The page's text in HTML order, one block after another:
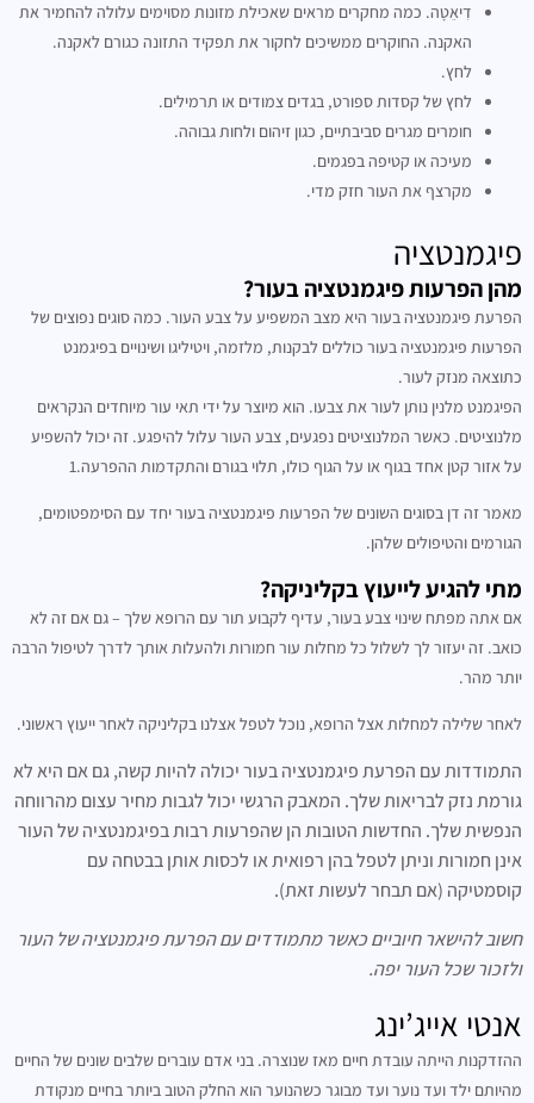
דִיאֵטָה. כמה מחקרים מראים שאכילת מזונות מסוימים עלולה להחמיר את
האקנה. החוקרים ממשיכים לחקור את תפקיד התזונה כגורם לאקנה.
לחץ.
לחץ של קסדות ספורט, בגדים צמודים או תרמילים.
חומרים מגרים סביבתיים, כגון זיהום ולחות גבוהה.
מעיכה או קטיפה בפגמים.
מקרצף את העור חזק מדי.
פיגמנטציה
מהן הפרעות פיגמנטציה בעור?
הפרעת פיגמנטציה בעור היא מצב המשפיע על צבע העור. כמה סוגים נפוצים של
הפרעות פיגמנטציה בעור כוללים לבקנות, מלזמה, ויטיליגו ושינויים בפיגמנט
כתוצאה מנזק לעור.
הפיגמנט מלנין נותן לעור את צבעו. הוא מיוצר על ידי תאי עור מיוחדים הנקראים
מלנוציטים. כאשר המלנוציטים נפגעים, צבע העור עלול להיפגע. זה יכול להשפיע
על אזור קטן אחד בגוף או על הגוף כולו, תלוי בגורם והתקדמות ההפרעה.1
מאמר זה דן בסוגים השונים של הפרעות פיגמנטציה בעור יחד עם הסימפטומים,
הגורמים והטיפולים שלהן.
מתי להגיע לייעוץ בקליניקה?
אם אתה מפתח שינוי צבע בעור, עדיף לקבוע תור עם הרופא שלך – גם אם זה לא
כואב. זה יעזור לך לשלול כל מחלות עור חמורות ולהעלות אותך לדרך לטיפול הרבה
יותר מהר.
לאחר שלילה למחלות אצל הרופא, נוכל לטפל אצלנו בקליניקה לאחר ייעוץ ראשוני.
התמודדות עם הפרעת פיגמנטציה בעור יכולה להיות קשה, גם אם היא לא
גורמת נזק לבריאות שלך. המאבק הרגשי יכול לגבות מחיר עצום מהרווחה
הנפשית שלך. החדשות הטובות הן שהפרעות רבות בפיגמנטציה של העור
אינן חמורות וניתן לטפל בהן רפואית או לכסות אותן בבטחה עם
קוסמטיקה (אם תבחר לעשות זאת).
חשוב להישאר חיוביים כאשר מתמודדים עם הפרעת פיגמנטציה של העור
ולזכור שכל העור יפה.
אנטי אייג’ינג
ההזדקנות הייתה עובדת חיים מאז שנוצרה. בני אדם עוברים שלבים שונים של החיים
מהיותם ילד ועד נוער ועד מבוגר כשהנוער הוא החלק הטוב ביותר בחיים מנקודת